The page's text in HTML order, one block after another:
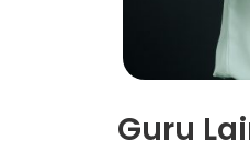
Guru